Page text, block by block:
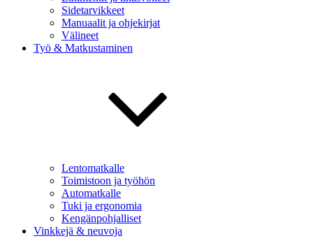
Sidetarvikkeet
Manuaalit ja ohjekirjat
Välineet
Työ & Matkustaminen
Lentomatkalle
Toimistoon ja työhön
Automatkalle
Tuki ja ergonomia
Kengänpohjalliset
Vinkkejä & neuvoja